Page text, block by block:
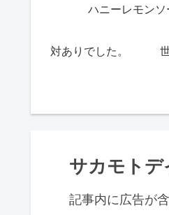
ハニーレモンソ
対ありでした。
サカモトデ
記事内に広告が